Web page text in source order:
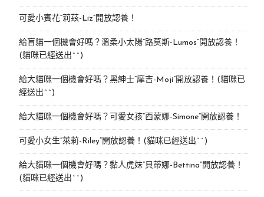
可愛小賓花“莉茲-Liz”開放認養！
給盲貓一個機會好嗎？溫柔小太陽“路莫斯-Lumos”開放認養！
(貓咪已經送出^^)
給大貓咪一個機會好嗎？黑紳士“摩吉-Moji”開放認養！(貓咪已
經送出^^)
給大貓咪一個機會好嗎？可愛女孩“西蒙娜-Simone“開放認養！
可愛小女生“萊莉-Riley”開放認養！(貓咪已經送出^^)
給大貓咪一個機會好嗎？黏人虎妹“貝蒂娜-Bettina”開放認養！
(貓咪已經送出^^)